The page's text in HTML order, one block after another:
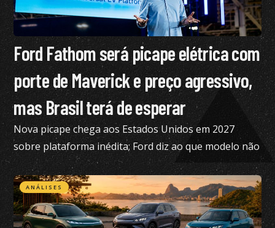
Ford Fathom será picape elétrica com
porte de Maverick e preço agressivo,
mas Brasil terá de esperar
Nova picape chega aos Estados Unidos em 2027
sobre plataforma inédita; Ford diz ao que modelo não
está nos planos para o Brasil no momento
ANÁLISES